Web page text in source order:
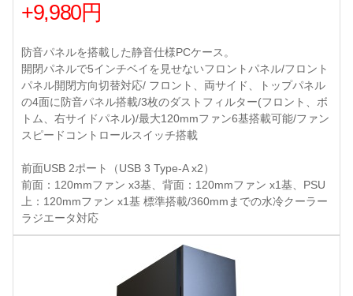
+9,980円
防音パネルを搭載した静音仕様PCケース。
開閉パネルで5インチベイを見せないフロントパネル/フロント
パネル開閉方向切替対応/ フロント、両サイド、トップパネル
の4面に防音パネル搭載/3枚のダストフィルター(フロント、ボ
トム、右サイドパネル)/最大120mmファン6基搭載可能/ファン
スピードコントロールスイッチ搭載
前面USB 2ポート（USB 3 Type-A x2）
前面：120mmファン x3基、背面：120mmファン x1基、PSU
上：120mmファン x1基 標準搭載/360mmまでの水冷クーラー
ラジエータ対応